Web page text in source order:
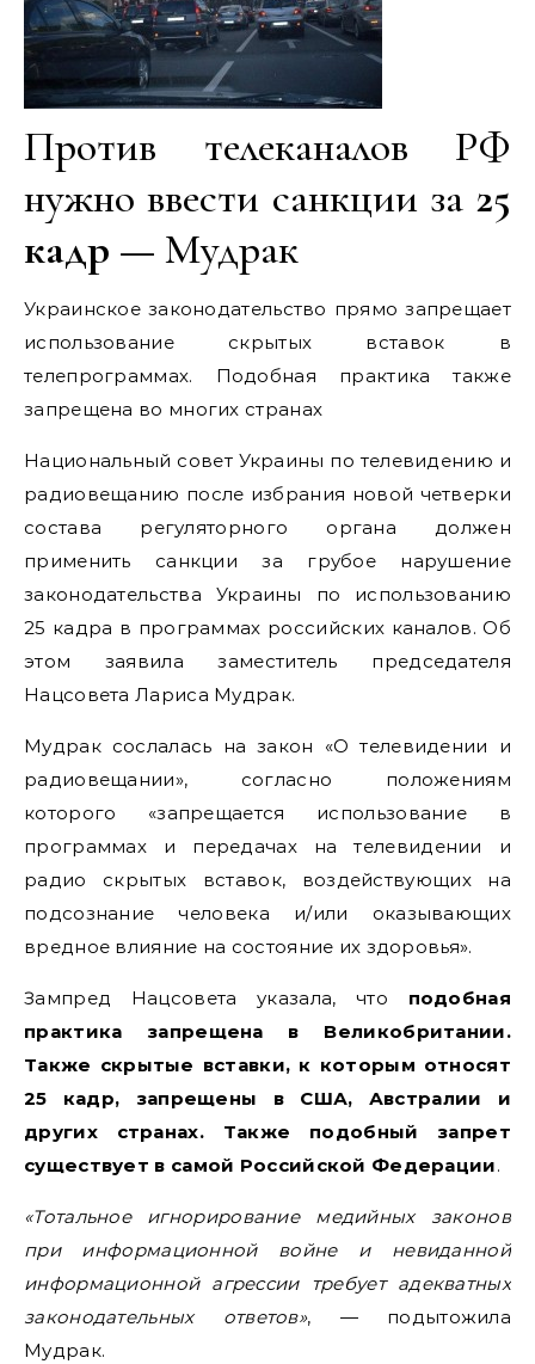
Против телеканалов РФ
нужно ввести санкции за 25
кадр — Мудрак
Украинское законодательство прямо запрещает
использование скрытых вставок в
телепрограммах. Подобная практика также
запрещена во многих странах
Национальный совет Украины по телевидению и
радиовещанию после избрания новой четверки
состава регуляторного органа должен
применить санкции за грубое нарушение
законодательства Украины по использованию
25 кадра в программах российских каналов. Об
этом заявила заместитель председателя
Нацсовета Лариса Мудрак.
Мудрак сослалась на закон «О телевидении и
радиовещании», согласно положениям
которого «запрещается использование в
программах и передачах на телевидении и
радио скрытых вставок, воздействующих на
подсознание человека и/или оказывающих
вредное влияние на состояние их здоровья».
Зампред Нацсовета указала, что подобная
практика запрещена в Великобритании.
Также скрытые вставки, к которым относят
25 кадр, запрещены в США, Австралии и
других странах. Также подобный запрет
существует в самой Российской Федерации.
«Тотальное игнорирование медийных законов
при информационной войне и невиданной
информационной агрессии требует адекватных
законодательных ответов», — подытожила
Мудрак.